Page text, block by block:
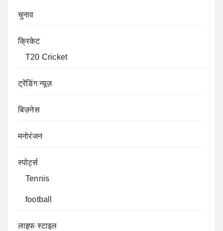
चुनाव
क्रिकेट
T20 Cricket
ट्रेंडिंग न्यूज़
बिज़नेस
मनोरंजन
स्पोर्ट्स
Tennis
football
लाइफ स्टाइल